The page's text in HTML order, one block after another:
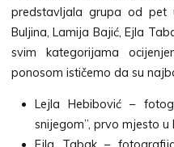
predstavljala grupa od pet
Buljina, Lamija Bajić, Ejla
svim kategorijama
ponosom ističemo da su
Lejla Hebibović –
snijegom”, prvo mjesto